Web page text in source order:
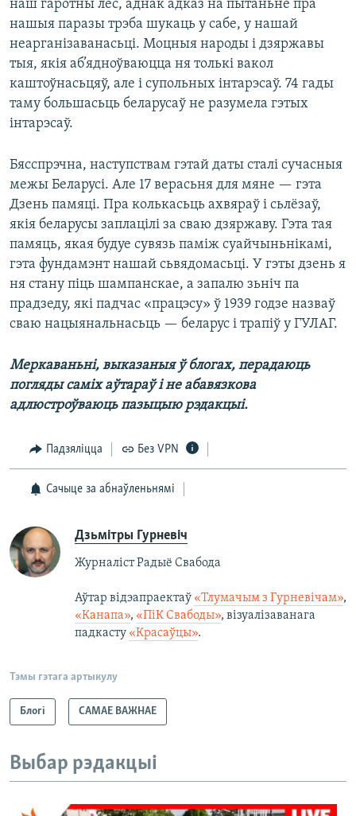
наш гаротны лёс, аднак адказ на пытаньне пра
нашыя паразы трэба шукаць у сабе, у нашай
неарганізаванасьці. Моцныя народы і дзяржавы
тыя, якія аб’ядноўваюцца ня толькі вакол
каштоўнасьцяў, але і супольных інтарэсаў. 74 гады
таму большасьць беларусаў не разумела гэтых
інтарэсаў.
Бясспрэчна, наступствам гэтай даты сталі сучасныя
межы Беларусі. Але 17 верасьня для мяне — гэта
Дзень памяці. Пра колькасьць ахвяраў і сьлёзаў,
якія беларусы заплацілі за сваю дзяржаву. Гэта тая
памяць, якая будуе сувязь паміж суайчыньнікамі,
гэта фундамэнт нашай сьвядомасьці. У гэты дзень я
ня стану піць шампанскае, а запалю зьніч па
прадзеду, які падчас «працэсу» ў 1939 годзе назваў
сваю нацыянальнасьць — беларус і трапіў у ГУЛАГ.
Меркаваньні, выказаныя ў блогах, перадаюць
погляды саміх аўтараў і не абавязкова
адлюстроўваюць пазыцыю рэдакцыі.
Падзяліцца Без VPN
Сачыце за абнаўленьнямі
Дзьмітры Гурневіч
Журналіст Радыё Свабода
Аўтар відэапраектаў «Тлумачым з Гурневічам»,
«Канапа», «ПіК Свабоды», візуалізаванага
падкасту «Красаўцы».
Тэмы гэтага артыкулу
Блогі САМАЕ ВАЖНАЕ
Выбар рэдакцыі